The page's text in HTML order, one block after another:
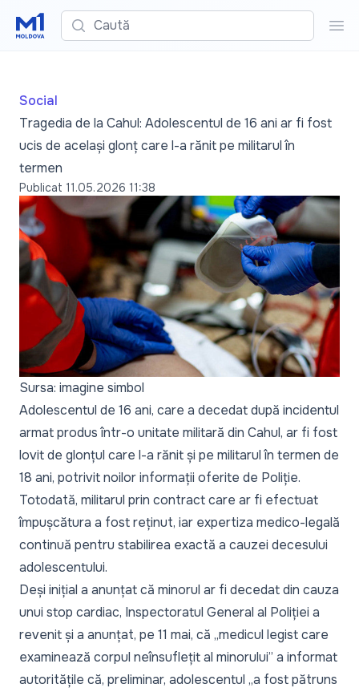
Caută
Social
Tragedia de la Cahul: Adolescentul de 16 ani ar fi fost
ucis de același glonț care l-a rănit pe militarul în
termen
Publicat 11.05.2026 11:38
Sursa: imagine simbol
Adolescentul de 16 ani, care a decedat după incidentul
armat produs într-o unitate militară din Cahul, ar fi fost
lovit de glonțul care l-a rănit și pe militarul în termen de
18 ani, potrivit noilor informații oferite de Poliție.
Totodată, militarul prin contract care ar fi efectuat
împușcătura a fost reținut, iar expertiza medico-legală
continuă pentru stabilirea exactă a cauzei decesului
adolescentului.
Deși inițial a anunțat că minorul ar fi decedat din cauza
unui stop cardiac, Inspectoratul General al Poliției a
revenit și a anunțat, pe 11 mai, că „medicul legist care
examinează corpul neînsuflețit al minorului” a informat
autoritățile că, preliminar, adolescentul „a fost pătruns